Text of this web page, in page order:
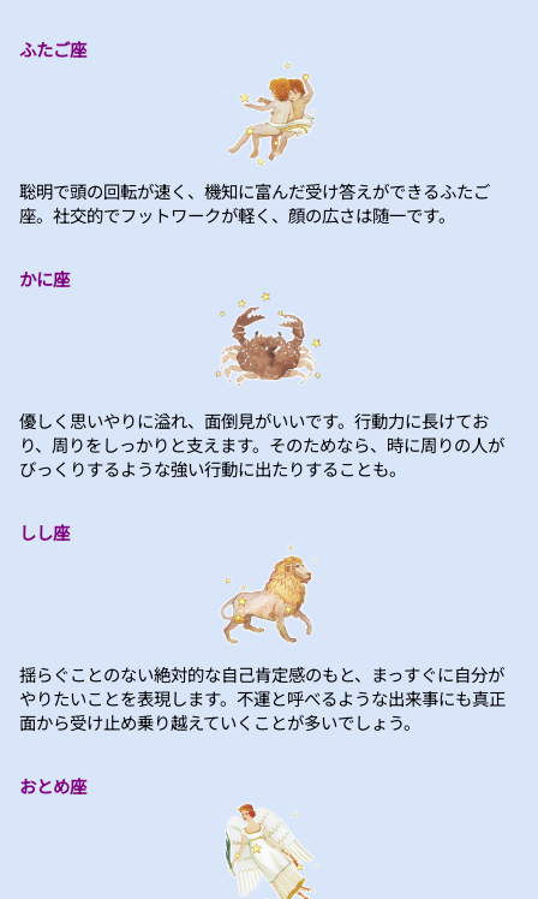
ふたご座
聡明で頭の回転が速く、機知に富んだ受け答えができるふたご
座。社交的でフットワークが軽く、顔の広さは随一です。
かに座
優しく思いやりに溢れ、面倒見がいいです。行動力に長けてお
り、周りをしっかりと支えます。そのためなら、時に周りの人が
びっくりするような強い行動に出たりすることも。
しし座
揺らぐことのない絶対的な自己肯定感のもと、まっすぐに自分が
やりたいことを表現します。不運と呼べるような出来事にも真正
面から受け止め乗り越えていくことが多いでしょう。
おとめ座